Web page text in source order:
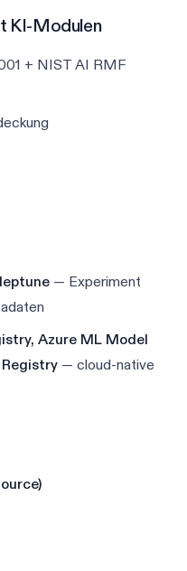
KI-Modulen
+ NIST AI RMF
— Experiment
Azure ML Model
— cloud-native